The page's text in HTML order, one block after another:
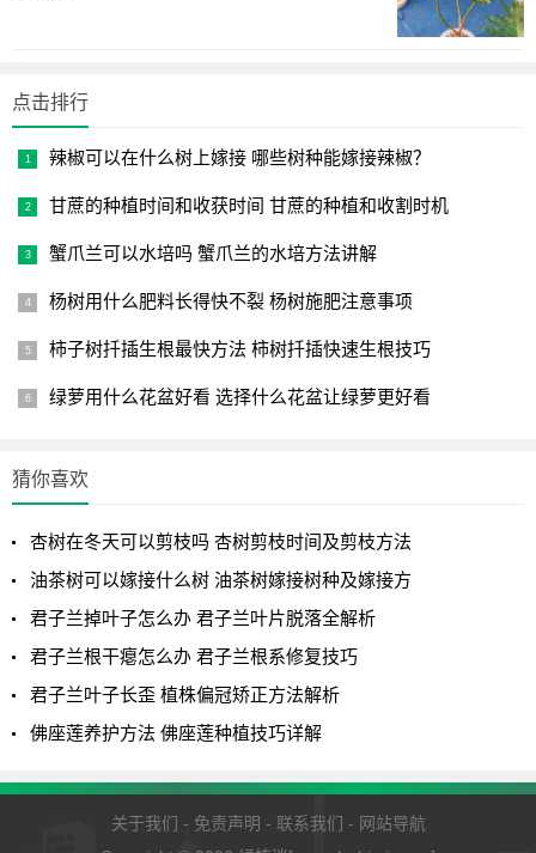
5.病虫害防护
病，土壤过湿还会导致叶片化水。如果茎杆变黑就要及时修
剪，并喷洒杀菌药剂及时防治。
多肉出状态，也就是出现缀化、出锦、群生、老桩或徒长
的状态。养护得当，奶油黄桃容易出状态，母株生出新分
株，形成群生。
在秋、冬季昼夜温差大时，通过节制浇水量，增加日照，
的粉色和黄色。
点击排行
辣椒可以在什么树上嫁接 哪些树种能嫁接辣椒？
甘蔗的种植时间和收获时间 甘蔗的种植和收割时机
蟹爪兰可以水培吗 蟹爪兰的水培方法讲解
杨树用什么肥料长得快不裂 杨树施肥注意事项
柿子树扦插生根最快方法 柿树扦插快速生根技巧
绿萝用什么花盆好看 选择什么花盆让绿萝更好看
猜你喜欢
杏树在冬天可以剪枝吗 杏树剪枝时间及剪枝方法
油茶树可以嫁接什么树 油茶树嫁接树种及嫁接方
君子兰掉叶子怎么办 君子兰叶片脱落全解析
君子兰根干瘪怎么办 君子兰根系修复技巧
君子兰叶子长歪 植株偏冠矫正方法解析
佛座莲养护方法 佛座莲种植技巧详解
关于我们 - 免责声明 - 联系我们 - 网站导航